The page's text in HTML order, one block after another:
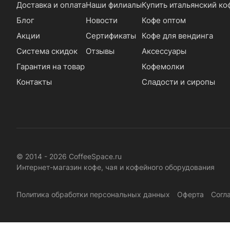
Доставка и оплата
Блог
Акции
Система скидок
Гарантия на товар
Контакты
Наши филиалы
Новости
Сертификаты
Отзывы
Купить итальянский
Кофе оптом
Кофе для вендинга
Аксессуары
Кофемолки
Сладости и сиропы
© 2014 - 2026 CoffeeSpace.ru
Интернет-магазин кофе, чая и кофейного оборудования
Политика обработки персональных данных Оферта